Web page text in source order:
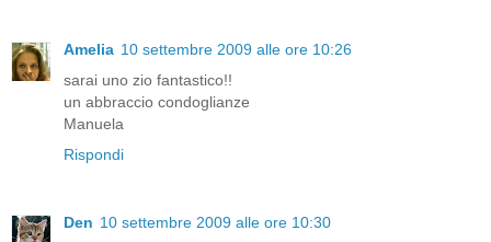
Amelia 10 settembre 2009 alle ore 10:26
sarai uno zio fantastico!!
un abbraccio condoglianze
Manuela
Rispondi
Den 10 settembre 2009 alle ore 10:30